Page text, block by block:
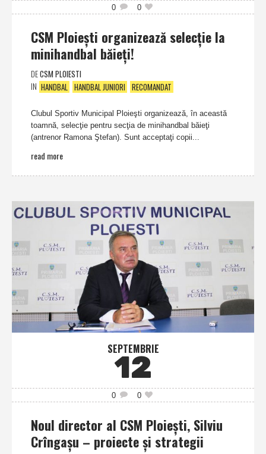
0 0
CSM Ploieşti organizează selecţie la
minihandbal băieţi!
DECSM PLOIESTI
IN HANDBAL HANDBAL JUNIORI RECOMANDAT
Clubul Sportiv Municipal Ploieşti organizează, în această
toamnă, selecţie pentru secţia de minihandbal băieţi
(antrenor Ramona Ştefan). Sunt acceptaţi copii...
read more
SEPTEMBRIE
12
0 0
Noul director al CSM Ploieşti, Silviu
Crîngaşu – proiecte şi strategii